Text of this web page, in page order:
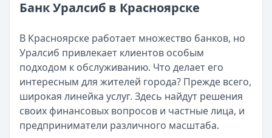
Опубликовано:17 ноября 2025 г.
Читать статью
Интернет-банк Бинбанка
Кратко:Современные банковские услуги стали еще
Опубликовано:17 ноября 2025 г.
Категория:Кредиты
Читать статью
Субсидии малоимущим семьям в 2025 году
Банк Уралсиб в Красноярске
В Красноярске работает множество банков, но
Уралсиб привлекает клиентов особым
подходом к обслуживанию. Что делает его
интересным для жителей города? Прежде всего,
широкая линейка услуг. Здесь найдут решения
своих финансовых вопросов и частные лица, и
предприниматели различного масштаба.